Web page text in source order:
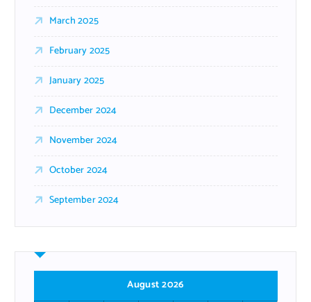
March 2025
February 2025
January 2025
December 2024
November 2024
October 2024
September 2024
August 2026